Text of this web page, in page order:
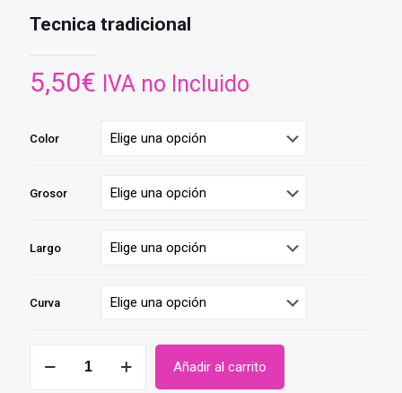
Tecnica tradicional
5,50€ IVA no Incluido
Color
Grosor
Largo
Curva
Mink
Añadir al carrito